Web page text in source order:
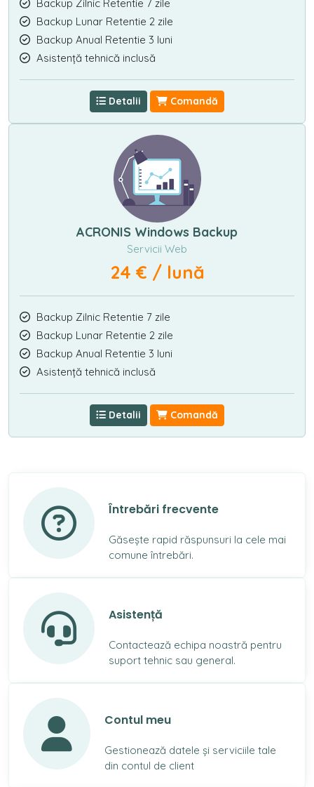
Backup Zilnic Retentie 7 zile
Backup Lunar Retentie 2 zile
Backup Anual Retentie 3 luni
Asistență tehnică inclusă
Detalii Comandă
ACRONIS Windows Backup
Servicii Web
24 € / lună
Backup Zilnic Retentie 7 zile
Backup Lunar Retentie 2 zile
Backup Anual Retentie 3 luni
Asistență tehnică inclusă
Detalii Comandă
Întrebări frecvente
Găsește rapid răspunsuri la cele mai
comune întrebări.
Asistență
Contactează echipa noastră pentru
suport tehnic sau general.
Contul meu
Gestionează datele și serviciile tale
din contul de client